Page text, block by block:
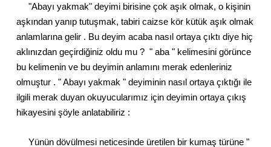
"Abayı yakmak" deyimi birisine çok aşık olmak, o kişinin
aşkından yanıp tutuşmak, tabiri caizse kör kütük aşık olmak
anlamlarına gelir . Bu deyim acaba nasıl ortaya çıktı diye hiç
aklınızdan geçirdiğiniz oldu mu ? " aba " kelimesini görünce
bu kelimenin ve bu deyimin anlamını merak edenleriniz
olmuştur . " Abayı yakmak " deyiminin nasıl ortaya çıktığı ile
ilgili merak duyan okuyucularımız için deyimin ortaya çıkış
hikayesini şöyle anlatabiliriz :
Yünün dövülmesi neticesinde üretilen bir kumaş türüne "